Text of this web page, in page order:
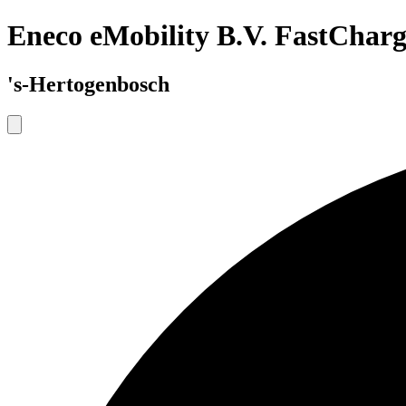
Eneco eMobility B.V.
's-Hertogenbosch